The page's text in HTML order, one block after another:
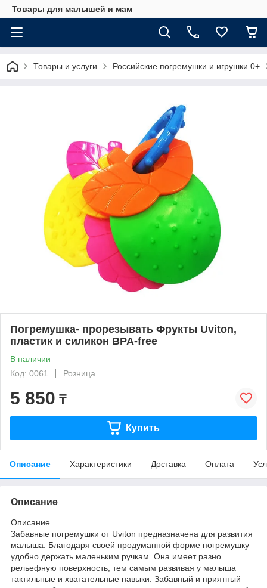
Товары для малышей и мам
Товары и услуги Российские погремушки и игрушки 0+
Погремушка- прорезывать Фрукты Uviton,
пластик и силикон BPA-free
В наличии
Код: 0061
Розница
5 850 ₸
Купить
Описание Характеристики Доставка Оплата
Описание
Описание
Забавные погремушки от Uviton предназначена для развития
малыша. Благодаря своей продуманной форме погремушку
удобно держать маленьким ручкам. Она имеет разно
рельефную поверхность, тем самым развивая у малыша
тактильные и хватательные навыки. Забавный и приятный